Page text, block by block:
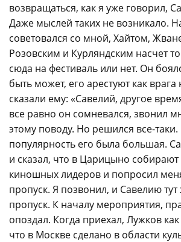
возвращаться, как я уже говорил,
Даже мыслей таких не возникало.
советовался со мной, Хайтом,
Розовским и Курляндским насчет
сюда на фестиваль или нет. Он
быть может, его арестуют как
сказали ему: «Савелий, другое
все равно он сомневался, звонил
этому поводу. Но решился все-
популярность его была большая.
и сказал, что в Царицыно собирают
киношных лидеров и попросил
пропуск. Я позвонил, и Савелию
пропуск. К началу мероприятия,
опоздал. Когда приехал, Лужков
что в Москве сделано в области